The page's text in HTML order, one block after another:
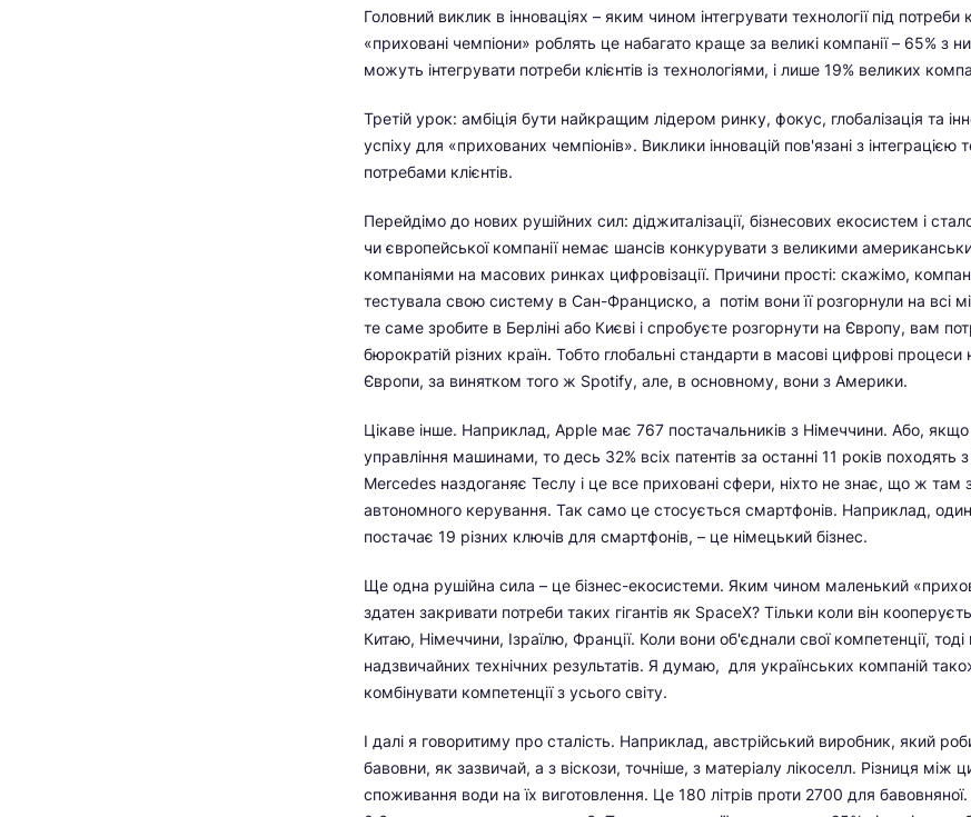
Головний виклик в інноваціях – яким чином інтегрувати технології під потреби
«приховані чемпіони» роблять це набагато краще за великі компанії – 65% з
можуть інтегрувати потреби клієнтів із технологіями, і лише 19% великих
Третій урок: амбіція бути найкращим лідером ринку, фокус, глобалізація та
успіху для «прихованих чемпіонів». Виклики інновацій пов'язані з інтеграцією
потребами клієнтів.
Перейдімо до нових рушійних сил: діджиталізації, бізнесових екосистем і
чи європейської компанії немає шансів конкурувати з великими
компаніями на масових ринках цифровізації. Причини прості: скажімо,
тестувала свою систему в Сан-Франциско, а потім вони її розгорнули на всі
те саме зробите в Берліні або Києві і спробуєте розгорнути на Європу, вам
бюрократій різних країн. Тобто глобальні стандарти в масові цифрові
Європи, за винятком того ж Spotify, але, в основному, вони з Америки.
Цікаве інше. Наприклад, Apple має 767 постачальників з Німеччини. Або,
управління машинами, то десь 32% всіх патентів за останні 11 років походять
Mercedes наздоганяє Теслу і це все приховані сфери, ніхто не знає, що ж там
автономного керування. Так само це стосується смартфонів. Наприклад,
постачає 19 різних ключів для смартфонів, – це німецький бізнес.
Ще одна рушійна сила – це бізнес-екосистеми. Яким чином маленький
здатен закривати потреби таких гігантів як SpaceX? Тільки коли він
Китаю, Німеччини, Ізраїлю, Франції. Коли вони об'єднали свої компетенції,
надзвичайних технічних результатів. Я думаю, для українських компаній
комбінувати компетенції з усього світу.
І далі я говоритиму про сталість. Наприклад, австрійський виробник, який
бавовни, як зазвичай, а з віскози, точніше, з матеріалу лікоселл. Різниця між
споживання води на їх виготовлення. Це 180 літрів проти 2700 для